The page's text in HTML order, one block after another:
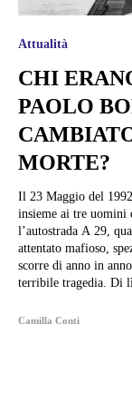
Attualità
CHI
PAOLO
MORTE?
Il 23 Maggio del
insieme ai tre uomini
l’autostrada A 29,
attentato mafioso,
scorre di anno in
terribile tragedia. Di lì
Camilla Conti